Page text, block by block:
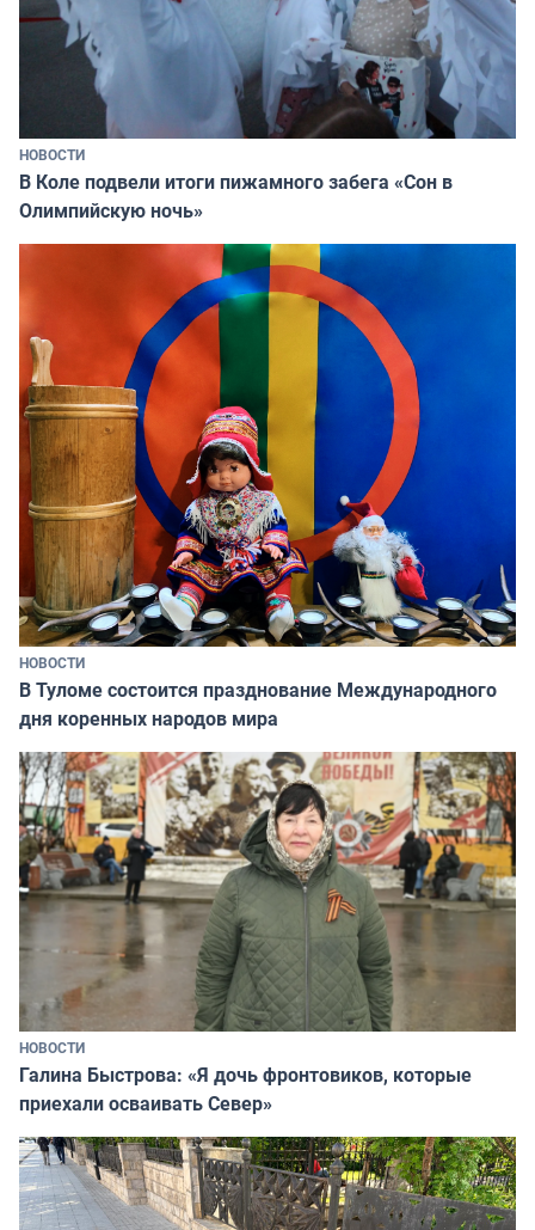
НОВОСТИ
В Коле подвели итоги пижамного забега «Сон в
Олимпийскую ночь»
НОВОСТИ
В Туломе состоится празднование Международного
дня коренных народов мира
НОВОСТИ
Галина Быстрова: «Я дочь фронтовиков, которые
приехали осваивать Север»